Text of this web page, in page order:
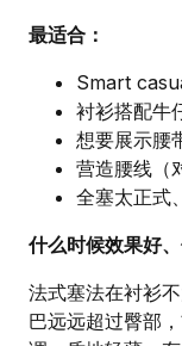
最适合：
Smart
衬衫搭配牛
想要展示腰
营造腰线（
全塞太正式
什么时候效果好
法式塞法在衬衫
巴远远超过臀部